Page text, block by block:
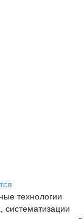
технологии